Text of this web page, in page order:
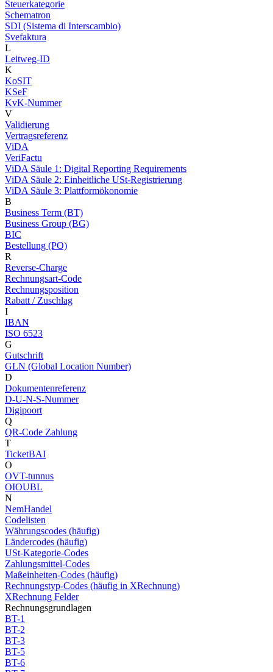
Steuerkategorie
Schematron
SDI (Sistema di Interscambio)
Svefaktura
L
Leitweg-ID
K
KoSIT
KSeF
KvK-Nummer
V
Validierung
Vertragsreferenz
ViDA
VeriFactu
ViDA Säule 1: Digital Reporting Requirements
ViDA Säule 2: Einheitliche USt-Registrierung
ViDA Säule 3: Plattformökonomie
B
Business Term (BT)
Business Group (BG)
BIC
Bestellung (PO)
R
Reverse-Charge
Rechnungsart-Code
Rechnungsposition
Rabatt / Zuschlag
I
IBAN
ISO 6523
G
Gutschrift
GLN (Global Location Number)
D
Dokumentenreferenz
D-U-N-S-Nummer
Digipoort
Q
QR-Code Zahlung
T
TicketBAI
O
OVT-tunnus
OIOUBL
N
NemHandel
Codelisten
Währungscodes (häufig)
Ländercodes (häufig)
USt-Kategorie-Codes
Zahlungsmittel-Codes
Maßeinheiten-Codes (häufig)
Rechnungstyp-Codes (häufig in XRechnung)
XRechnung Felder
Rechnungsgrundlagen
BT-1
BT-2
BT-3
BT-5
BT-6